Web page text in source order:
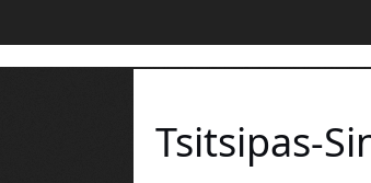
Tsitsipas-